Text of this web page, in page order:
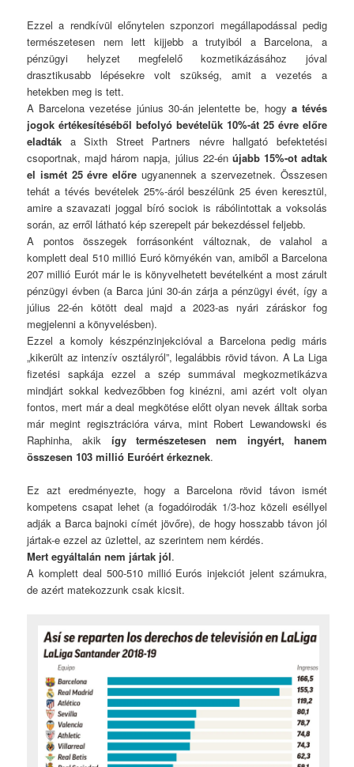
Ezzel a rendkívül előnytelen szponzori megállapodással pedig
természetesen nem lett kijjebb a trutyiból a Barcelona, a
pénzügyi helyzet megfelelő kozmetikázásához jóval
drasztikusabb lépésekre volt szükség, amit a vezetés a
hetekben meg is tett.
A Barcelona vezetése június 30-án jelentette be, hogy a tévés
jogok értékesítéséből befolyó bevételük 10%-át 25 évre előre
eladták a Sixth Street Partners névre hallgató befektetési
csoportnak, majd három napja, július 22-én újabb 15%-ot adtak
el ismét 25 évre előre ugyanennek a szervezetnek. Összesen
tehát a tévés bevételek 25%-áról beszélünk 25 éven keresztül,
amire a szavazati joggal bíró sociok is rábólintottak a voksolás
során, az erről látható kép szerepelt pár bekezdéssel feljebb.
A pontos összegek forrásonként változnak, de valahol a
komplett deal 510 millió Euró környékén van, amiből a Barcelona
207 millió Eurót már le is könyvelhetett bevételként a most zárult
pénzügyi évben (a Barca júni 30-án zárja a pénzügyi évét, így a
július 22-én kötött deal majd a 2023-as nyári záráskor fog
megjelenni a könyvelésben).
Ezzel a komoly készpénzinjekcióval a Barcelona pedig máris
„kikerült az intenzív osztályról”, legalábbis rövid távon. A La Liga
fizetési sapkája ezzel a szép summával megkozmetikázva
mindjárt sokkal kedvezőbben fog kinézni, ami azért volt olyan
fontos, mert már a deal megkötése előtt olyan nevek álltak sorba
már megint regisztrációra várva, mint Robert Lewandowski és
Raphinha, akik így természetesen nem ingyért, hanem
összesen 103 millió Euróért érkeznek.
Ez azt eredményezte, hogy a Barcelona rövid távon ismét
kompetens csapat lehet (a fogadóirodák 1/3-hoz közeli eséllyel
adják a Barca bajnoki címét jövőre), de hogy hosszabb távon jól
jártak-e ezzel az üzlettel, az szerintem nem kérdés.
Mert egyáltalán nem jártak jól.
A komplett deal 500-510 millió Eurós injekciót jelent számukra,
de azért matekozzunk csak kicsit.